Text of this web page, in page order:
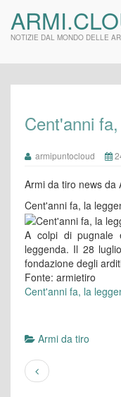
NOTIZIE DAL MONDO DELLE
Cent'anni
armipuntocloud
Armi da tiro news da
Cent'anni fa, la
A colpi di pugnale
leggenda. Il 28
fondazione degli
Fonte: armietiro
Cent'anni fa, la
Armi da tiro